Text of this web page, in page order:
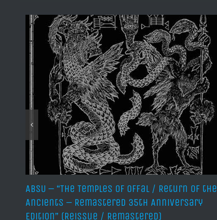
ABSU – “The Temples of Offal / Return of the
Ancients – Remastered 35th Anniversary
Edition” (Reissue / Remastered)